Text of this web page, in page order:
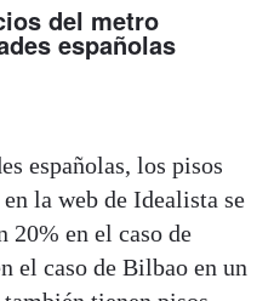
del metro
españolas
españolas, los pisos
la web de Idealista se
20% en el caso de
el caso de Bilbao en un